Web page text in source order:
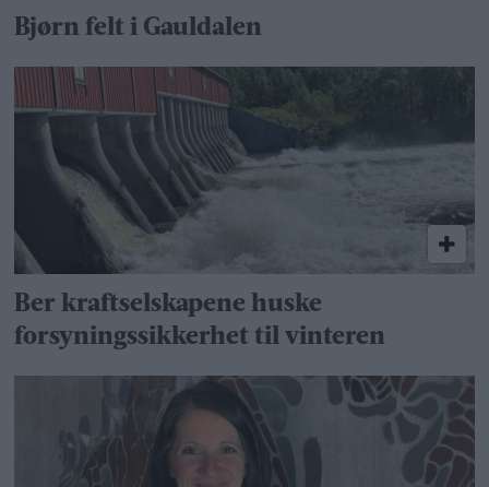
Bjørn felt i Gauldalen
Ber kraftselskapene huske
forsyningssikkerhet til vinteren